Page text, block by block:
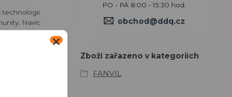
technologii
Navíc
otevírání
PO - PÁ 8:00 - 15:30 hod.
obchod@ddq.cz
Zboží zařazeno v kategoriích
FANVIL